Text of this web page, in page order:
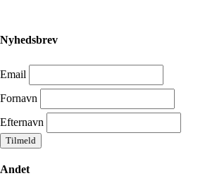
Nyhedsbrev
Email
Fornavn
Efternavn
Andet